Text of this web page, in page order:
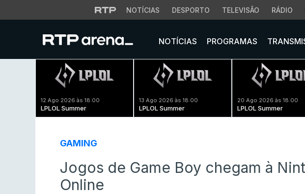
NOTÍCIAS DESPORTO TELEVISÃO RÁDIO
NOTÍCIAS PROGRAMAS
12 Ago 2026 às 18:00
LPLOL Summer
13 Ago 2026 às 18:00
LPLOL Summer
20 Ago 2026 às 18:00
LPLOL Summer
GAMING
Jogos de Game Boy chegam à
Online